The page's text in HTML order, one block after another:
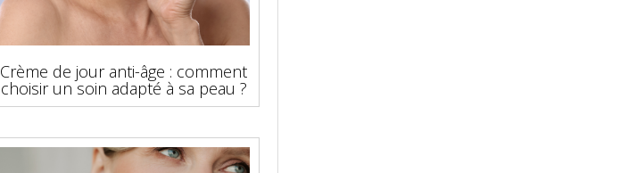
Crème de jour anti-âge : comment
choisir un soin adapté à sa peau ?